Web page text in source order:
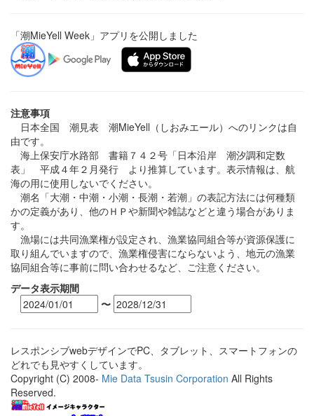
「潮MieYell Week」アプリを公開しました
注意事項
日本全国 潮見表 潮MieYell（しおみエール）へのリンクは自
由です。
海上保安庁水路部 書籍７４２号「日本沿岸 潮汐調和定数
表」 平成４年２月発行 より推算しています。表示情報は、航
海の用に使用しないでください。
潮名「大潮・中潮・小潮・長潮・若潮」の表記方法には何種類
かの定義があり、他のＨＰや新聞や雑誌などと違う場合がありま
す。
漁場には共同漁業権が設定され、漁業協同組合等が資源保護に
取り組んでいますので、漁業権侵害にならないよう、地元の漁業
協同組合等に事前に問い合わせるなど、ご注意ください。
データ表示期間
〜
レスポンシブwebデザインでPC、タブレット、スマートフォンの
どれでも見やすくしています。
Copyright (C) 2008- Mie Data Tsusin Corporation All Rights
Reserved.